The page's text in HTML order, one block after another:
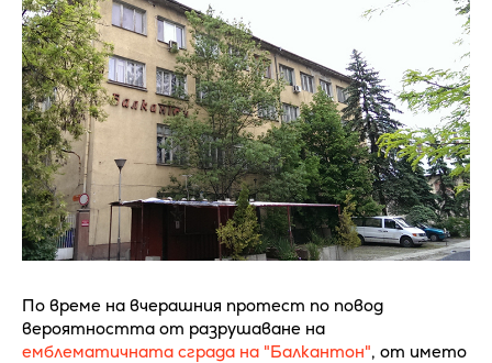
По време на вчерашния протест по повод
вероятността от разрушаване на
емблематичната сграда на "Балкантон", от името